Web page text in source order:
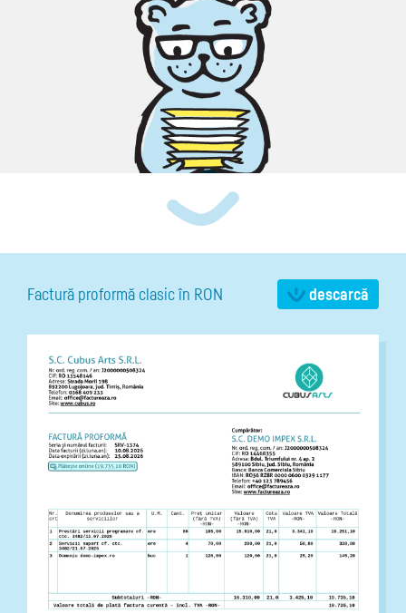
Factură proformă clasic în RON descarcă